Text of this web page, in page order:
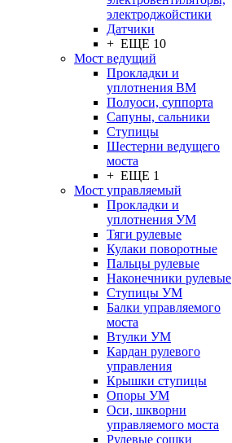
электроджойстики
Датчики
+ ЕЩЕ 10
Мост ведущий
Прокладки и
уплотнения ВМ
Полуоси, суппорта
Сапуны, сальники
Ступицы
Шестерни ведущего
моста
+ ЕЩЕ 1
Мост управляемый
Прокладки и
уплотнения УМ
Тяги рулевые
Кулаки поворотные
Пальцы рулевые
Наконечники рулевые
Ступицы УМ
Балки управляемого
моста
Втулки УМ
Кардан рулевого
управления
Крышки ступицы
Опоры УМ
Оси, шкворни
управляемого моста
Рулевые сошки